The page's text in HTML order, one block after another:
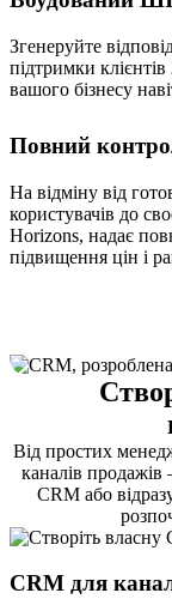
Згенеруйте
підтримки
вашого бізнесу
Повний
На відміну від
користувачів до
Horizons, надає
підвищення цін і
Від простих
каналів
CRM або
CRM для